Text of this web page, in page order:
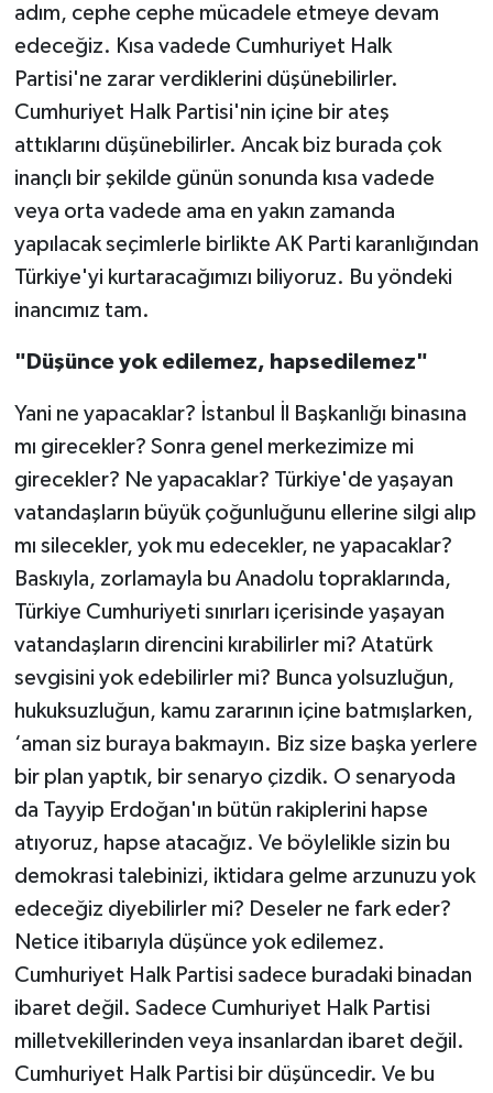
adım, cephe cephe mücadele etmeye devam
edeceğiz. Kısa vadede Cumhuriyet Halk
Partisi'ne zarar verdiklerini düşünebilirler.
Cumhuriyet Halk Partisi'nin içine bir ateş
attıklarını düşünebilirler. Ancak biz burada çok
inançlı bir şekilde günün sonunda kısa vadede
veya orta vadede ama en yakın zamanda
yapılacak seçimlerle birlikte AK Parti karanlığından
Türkiye'yi kurtaracağımızı biliyoruz. Bu yöndeki
inancımız tam.
"Düşünce yok edilemez, hapsedilemez"
Yani ne yapacaklar? İstanbul İl Başkanlığı binasına
mı girecekler? Sonra genel merkezimize mi
girecekler? Ne yapacaklar? Türkiye'de yaşayan
vatandaşların büyük çoğunluğunu ellerine silgi alıp
mı silecekler, yok mu edecekler, ne yapacaklar?
Baskıyla, zorlamayla bu Anadolu topraklarında,
Türkiye Cumhuriyeti sınırları içerisinde yaşayan
vatandaşların direncini kırabilirler mi? Atatürk
sevgisini yok edebilirler mi? Bunca yolsuzluğun,
hukuksuzluğun, kamu zararının içine batmışlarken,
‘aman siz buraya bakmayın. Biz size başka yerlere
bir plan yaptık, bir senaryo çizdik. O senaryoda
da Tayyip Erdoğan'ın bütün rakiplerini hapse
atıyoruz, hapse atacağız. Ve böylelikle sizin bu
demokrasi talebinizi, iktidara gelme arzunuzu yok
edeceğiz diyebilirler mi? Deseler ne fark eder?
Netice itibarıyla düşünce yok edilemez.
Cumhuriyet Halk Partisi sadece buradaki binadan
ibaret değil. Sadece Cumhuriyet Halk Partisi
milletvekillerinden veya insanlardan ibaret değil.
Cumhuriyet Halk Partisi bir düşüncedir. Ve bu